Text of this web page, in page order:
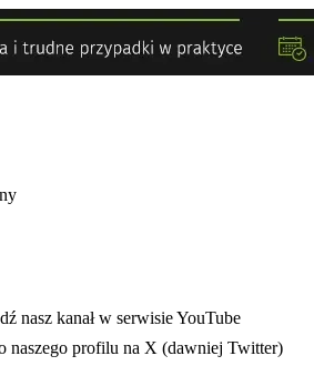
w nowej karcie
się w nowej karcie
nasz kanał w serwisie YouTube
karcie
naszego profilu na X (dawniej Twitter)